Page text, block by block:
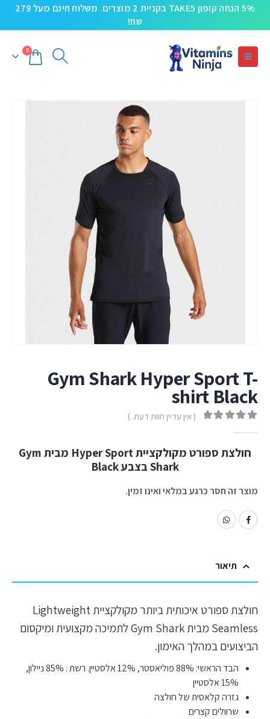
5% הנחה קופון TAKE5 בקניית 2 מוצרים. משלוח חינם מעל 279
שח!
0
Gym Shark Hyper Sport T-
shirt Black
( אין עדיין חוות דעת. )
חולצת ספורט מקולקציית Hyper Sport מבית Gym
Shark בצבע Black
מוצר זה חסר כרגע במלאי ואינו זמין.
תיאור
חולצת ספורט איכותית ביותר מקולקציית Lightweight
Seamless מבית Gym Shark לתמיכה מקצועית ומיקסום
הביצועים במהלך האימון.
הבד הראשי: 88% פוליאסטר, 12% אלסטיין. רשת : 85% ניילון,
15% אלסטיין
גזרה קלאסית של חולצה
שרוולים קצרים